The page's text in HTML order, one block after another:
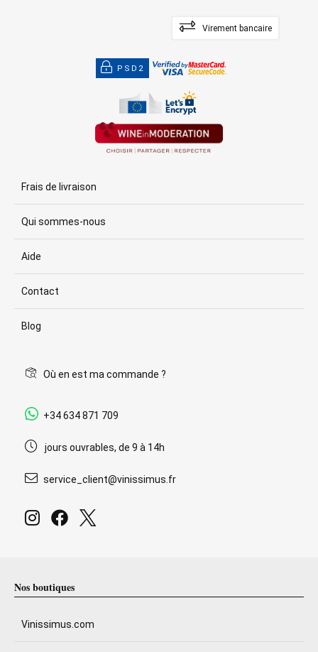
Virement bancaire
PSD2
Frais de livraison
Qui sommes-nous
Aide
Contact
Blog
Où en est ma commande ?
+34 634 871 709
jours ouvrables, de 9 à 14h
service_client@vinissimus.fr
Nos boutiques
Vinissimus.com